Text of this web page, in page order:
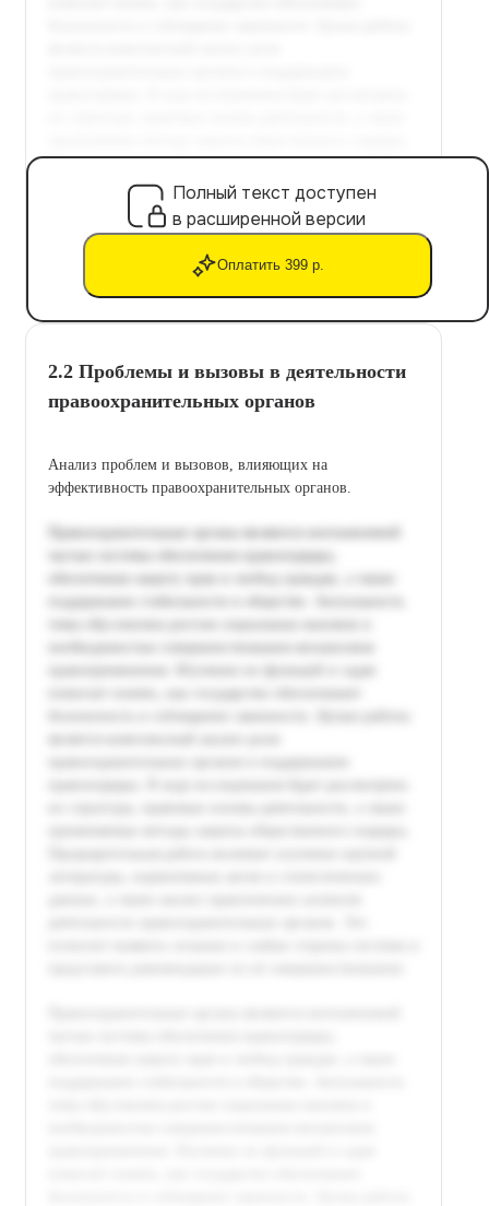
Полный текст доступен
в расширенной версии
Оплатить 399 р.
2.2 Проблемы и вызовы в деятельности
правоохранительных органов
Анализ проблем и вызовов, влияющих на
эффективность правоохранительных органов.